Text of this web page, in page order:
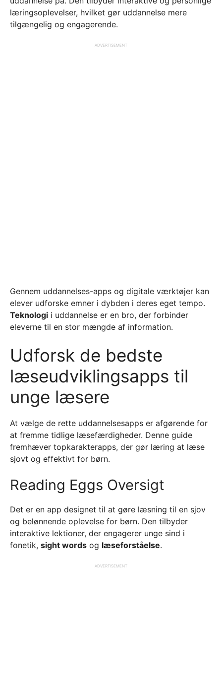
læringsoplevelser, hvilket gør uddannelse mere
tilgængelig og engagerende.
ADVERTISEMENT
Gennem uddannelses-apps og digitale værktøjer kan
elever udforske emner i dybden i deres eget tempo.
Teknologi i uddannelse er en bro, der forbinder
eleverne til en stor mængde af information.
Udforsk de bedste
læseudviklingsapps til
unge læsere
At vælge de rette uddannelsesapps er afgørende for
at fremme tidlige læsefærdigheder. Denne guide
fremhæver topkarakterapps, der gør læring at læse
sjovt og effektivt for børn.
Reading Eggs Oversigt
Det er en app designet til at gøre læsning til en sjov
og belønnende oplevelse for børn. Den tilbyder
interaktive lektioner, der engagerer unge sind i
fonetik, sight words og læseforståelse.
ADVERTISEMENT